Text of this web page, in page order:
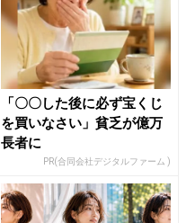
「〇〇した後に必ず宝くじ
を買いなさい」貧乏が億万
長者に
PR(合同会社デジタルファーム )